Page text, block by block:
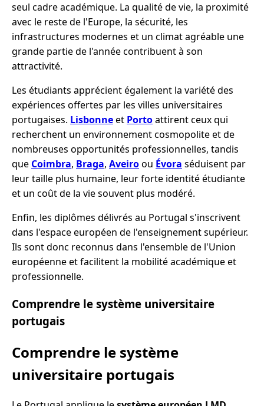
seul cadre académique. La qualité de vie, la proximité
avec le reste de l'Europe, la sécurité, les
infrastructures modernes et un climat agréable une
grande partie de l'année contribuent à son
attractivité.
Les étudiants apprécient également la variété des
expériences offertes par les villes universitaires
portugaises. Lisbonneet Portoattirent ceux qui
recherchent un environnement cosmopolite et de
nombreuses opportunités professionnelles, tandis
que Coimbra, Braga, Aveiroou Évora séduisent par
leur taille plus humaine, leur forte identité étudiante
et un coût de la vie souvent plus modéré.
Enfin, les diplômes délivrés au Portugal s'inscrivent
dans l'espace européen de l'enseignement supérieur.
Ils sont donc reconnus dans l'ensemble de l'Union
européenne et facilitent la mobilité académique et
professionnelle.
Comprendre le système universitaire
portugais
Comprendre le système
universitaire portugais